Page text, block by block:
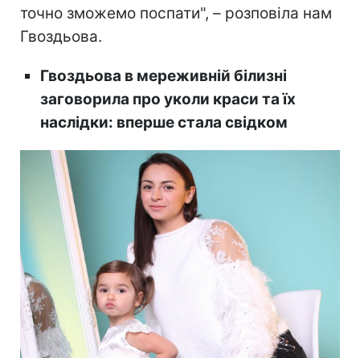
точно зможемо поспати", – розповіла нам
Гвоздьова.
Гвоздьова в мереживній білизні
заговорила про уколи краси та їх
наслідки: вперше стала свідком